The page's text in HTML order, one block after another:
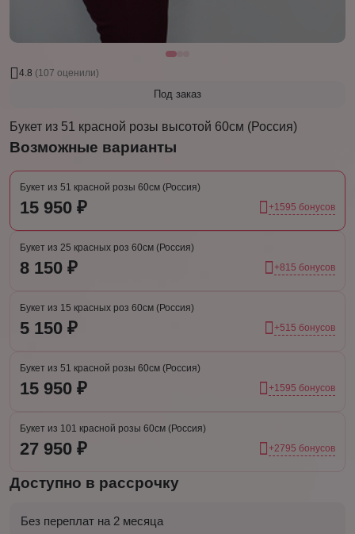
4.8 (107 оценили)
Под заказ
Букет из 51 красной розы высотой 60см (Россия)
Возможные варианты
Букет из 51 красной розы 60см (Россия)
15 950 ₽ +1595 бонусов
Букет из 25 красных роз 60см (Россия)
8 150 ₽ +815 бонусов
Букет из 15 красных роз 60см (Россия)
5 150 ₽ +515 бонусов
Букет из 51 красной розы 60см (Россия)
15 950 ₽ +1595 бонусов
Букет из 101 красной розы 60см (Россия)
27 950 ₽ +2795 бонусов
Доступно в рассрочку
Без переплат на 2 месяца